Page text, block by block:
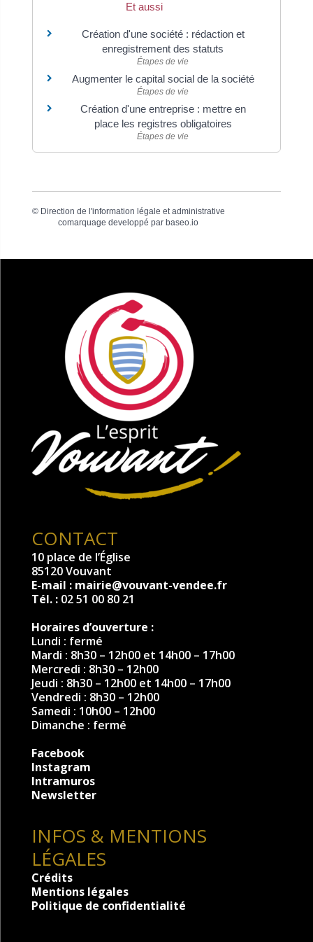
Et aussi
Création d'une société : rédaction et
enregistrement des statuts
Étapes de vie
Augmenter le capital social de la société
Étapes de vie
Création d'une entreprise : mettre en
place les registres obligatoires
Étapes de vie
© Direction de l'information légale et administrative
comarquage developpé par baseo.io
CONTACT
10 place de l’Église
85120 Vouvant
E-mail : mairie@vouvant-vendee.fr
Tél. : 02 51 00 80 21
Horaires d’ouverture :
Lundi : fermé
Mardi : 8h30 – 12h00 et 14h00 – 17h00
Mercredi : 8h30 – 12h00
Jeudi : 8h30 – 12h00 et 14h00 – 17h00
Vendredi : 8h30 – 12h00
Samedi : 10h00 – 12h00
Dimanche : fermé
Facebook
Instagram
Intramuros
Newsletter
INFOS & MENTIONS
LÉGALES
Crédits
Mentions légales
Politique de confidentialité